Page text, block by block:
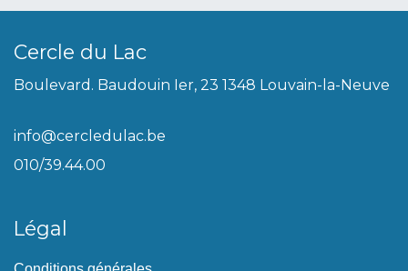
Cercle du Lac
Boulevard. Baudouin Ier, 23 1348 Louvain-la-Neuve
info@cercledulac.be
010/39.44.00
Légal